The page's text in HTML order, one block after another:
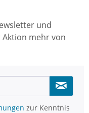
und
Aktion mehr von
zur Kenntnis